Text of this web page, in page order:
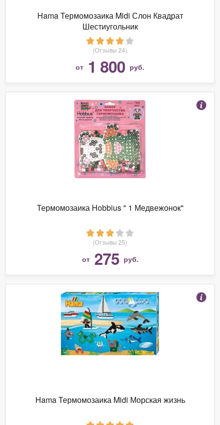
Hama Термомозаика Midi Слон Квадрат
Шестиугольник
(Отзывы 24)
от 1 800 руб.
Термомозаика Hobbius " 1 Медвежонок"
(Отзывы 25)
от 275 руб.
Hama Термомозаика Midi Морская жизнь